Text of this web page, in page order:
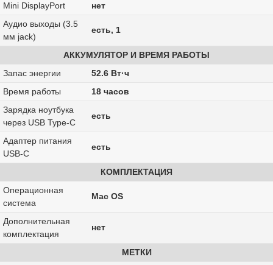
Mini DisplayPort
нет
Аудио выходы (3.5
мм jack)
есть, 1
АККУМУЛЯТОР И ВРЕМЯ РАБОТЫ
Запас энергии
52.6 Вт·ч
Время работы
18 часов
Зарядка ноутбука
через USB Type-C
есть
Адаптер питания
USB-C
есть
КОМПЛЕКТАЦИЯ
Операционная
система
Mac OS
Дополнительная
комплектация
нет
МЕТКИ